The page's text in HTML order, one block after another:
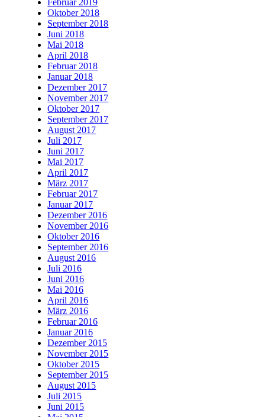
Februar 2019
Oktober 2018
September 2018
Juni 2018
Mai 2018
April 2018
Februar 2018
Januar 2018
Dezember 2017
November 2017
Oktober 2017
September 2017
August 2017
Juli 2017
Juni 2017
Mai 2017
April 2017
März 2017
Februar 2017
Januar 2017
Dezember 2016
November 2016
Oktober 2016
September 2016
August 2016
Juli 2016
Juni 2016
Mai 2016
April 2016
März 2016
Februar 2016
Januar 2016
Dezember 2015
November 2015
Oktober 2015
September 2015
August 2015
Juli 2015
Juni 2015